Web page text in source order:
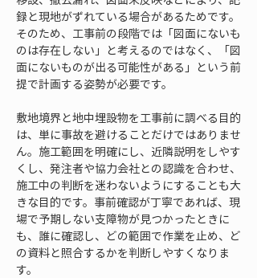
録と現地がずれている場合があるためです。
そのため、工事前の段階では「図面にないも
のは存在しない」と考えるのではなく、「図
面にないものが出る可能性がある」という前
提で計画する姿勢が必要です。
敷地境界と地中埋設物を工事前に調べる目的
は、単に事故を避けることだけではありませ
ん。施工範囲を明確にし、近隣説明をしやす
くし、発注者や協力会社との認識を合わせ、
施工中の判断を迷わないようにすることも大
きな目的です。事前確認が丁寧であれば、現
場で予期しない支障物が見つかったときに
も、誰に確認し、どの範囲で作業を止め、ど
の資料と照合するかを判断しやすくなりま
す。